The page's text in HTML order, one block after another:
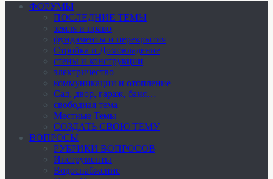
ФОРУМЫ
ПОСЛЕДНИЕ ТЕМЫ
земля и право
фундаменты и перекрытия
Стройка и Домовладение
стены и конструкции
электричество
коммуникации и отопление
Cад, двор, гараж, баня…
свободная тема
Местные Темы
СОЗДАТЬ СВОЮ ТЕМУ
ВОПРОСЫ
РУБРИКИ ВОПРОСОВ
Инструменты
Водоснабжение